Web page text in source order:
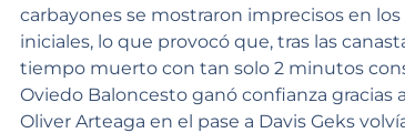
carbayones se mostraron imprecisos en
iniciales, lo que provocó que, tras las
tiempo muerto con tan solo 2 minutos
Oviedo Baloncesto ganó confianza
Oliver Arteaga en el pase a Davis Geks